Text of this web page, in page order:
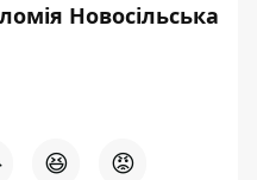
Новосільська
😆 😡